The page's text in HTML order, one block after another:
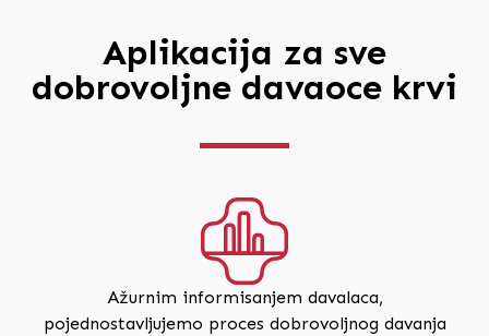
Aplikacija za sve
dobrovoljne davaoce krvi
Ažurnim informisanjem davalaca,
pojednostavljujemo proces dobrovoljnog davanja